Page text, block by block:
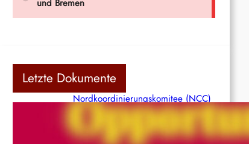
Letzte Dokumente
Nordkoordinierungskomitee (NCC)
der Kommunistischen Partei Indiens
(Maoistisch): Postmoderner
Opportunismus